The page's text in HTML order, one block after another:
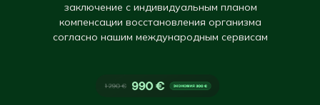
заключение с индивидуальным планом
компенсации восстановления организма
согласно нашим международным сервисам